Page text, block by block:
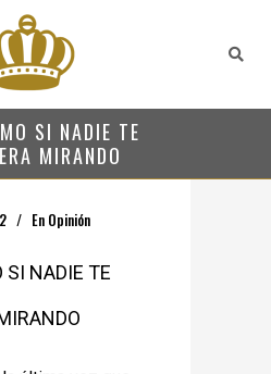
SI NADIE TE
MIRANDO
En Opinión
SI NADIE TE